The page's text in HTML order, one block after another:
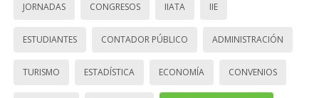
JORNADAS CONGRESOS IIATA IIE
ESTUDIANTES CONTADOR PÚBLICO ADMINISTRACIÓN
TURISMO ESTADÍSTICA ECONOMÍA CONVENIOS